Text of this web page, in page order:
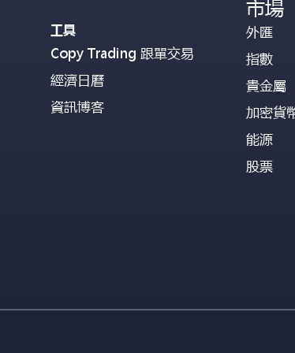
工具
Copy Trading 跟單交易
經濟日曆
資訊博客
市場
外匯
指數
貴金屬
加密貨
能源
股票